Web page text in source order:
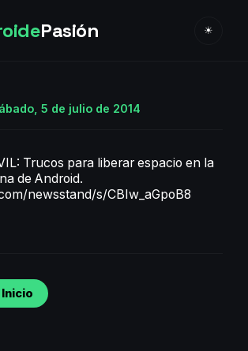
Pasión ☀
5 de julio de 2014
Trucos para liberar espacio en la
de Android.
newsstand/s/CBIw_aGpoB8